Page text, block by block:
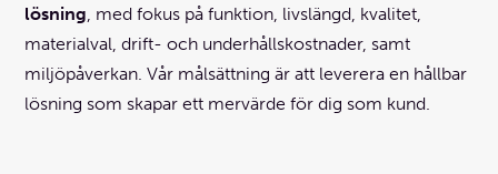
lösning, med fokus på funktion, livslängd, kvalitet,
materialval, drift- och underhållskostnader, samt
miljöpåverkan. Vår målsättning är att leverera en hållbar
lösning som skapar ett mervärde för dig som kund.